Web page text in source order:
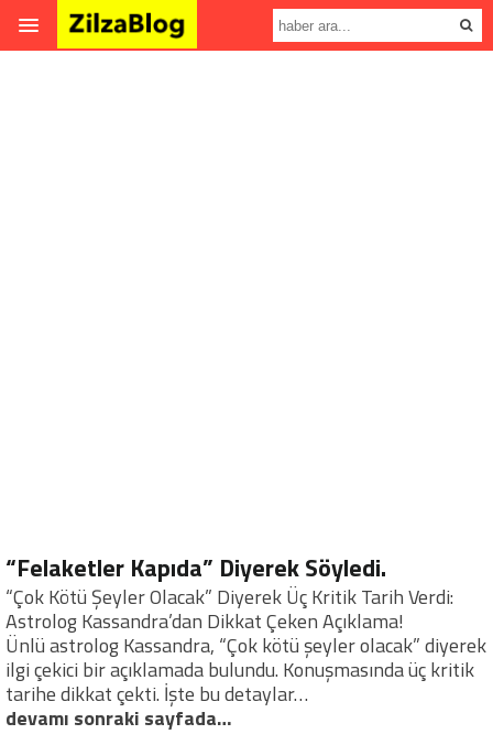
“Felaketler Kapıda” Diyerek Söyledi.
“Çok Kötü Şeyler Olacak” Diyerek Üç Kritik Tarih Verdi:
Astrolog Kassandra’dan Dikkat Çeken Açıklama!
Ünlü astrolog Kassandra, “Çok kötü şeyler olacak” diyerek
ilgi çekici bir açıklamada bulundu. Konuşmasında üç kritik
tarihe dikkat çekti. İşte bu detaylar…
devamı sonraki sayfada…